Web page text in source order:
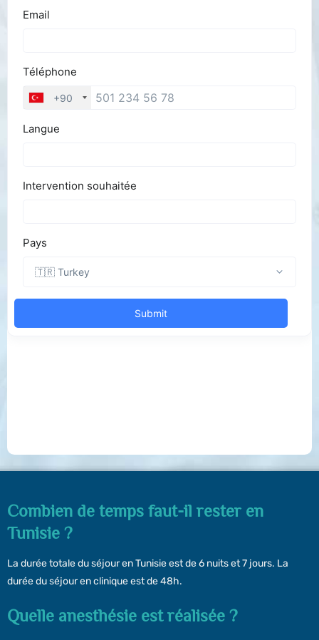
Combien de temps faut-il rester en
Tunisie ?
La durée totale du séjour en Tunisie est de 6 nuits et 7 jours. La
durée du séjour en clinique est de 48h.
Quelle anesthésie est réalisée ?